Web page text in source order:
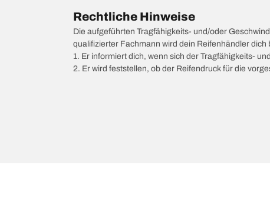
Rechtliche Hinweise
Die aufgeführten Tragfähigkeits- und/oder
qualifizierter Fachmann wird dein Reifenhändler
1. Er informiert dich, wenn sich der Tragfähigkeits-
2. Er wird feststellen, ob der Reifendruck für die